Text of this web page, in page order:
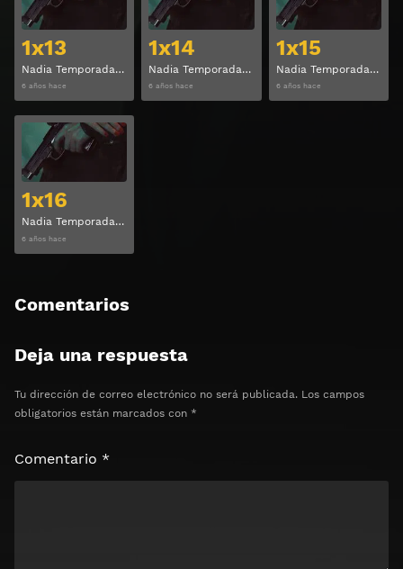
1x13
Nadia Temporada 1 Capitulo 13
6 años hace
1x14
Nadia Temporada 1 Capitulo 14
6 años hace
1x15
Nadia Temporada 1 Capitulo 15
6 años hace
1x16
Nadia Temporada 1 Capitulo 16
6 años hace
Comentarios
Deja una respuesta
Tu dirección de correo electrónico no será publicada. Los campos
obligatorios están marcados con *
Comentario *